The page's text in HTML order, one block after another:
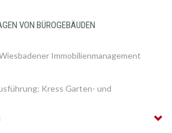
VON BÜROGEBÄUDEN
Immobilienmanagement
Kress Garten- und